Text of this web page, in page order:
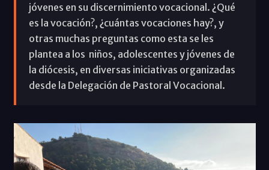
jóvenes en su discernimiento vocacional. ¿Qué
es la vocación?, ¿cuántas vocaciones hay?, y
otras muchas preguntas como esta se les
plantea a los niños, adolescentes y jóvenes de
la diócesis, en diversas iniciativas organizadas
desde la Delegación de Pastoral Vocacional.